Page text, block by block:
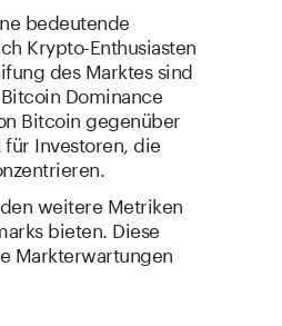
bedeutende
Krypto-Enthusiasten
des Marktes sind
Dominance
Bitcoin gegenüber
Investoren, die
weitere Metriken
bieten. Diese
Markterwartungen